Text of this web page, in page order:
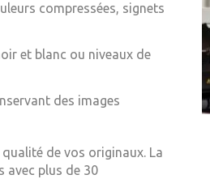
compressées, signets
et blanc ou niveaux de
des images
de vos originaux. La
avec plus de 30